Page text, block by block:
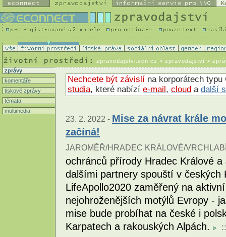
zpravodajstvi.ecn.cz > zpravodajství >
zprávy
komentáře
tiskové zprávy
témata
multimedia
Nechcete být závislí na korporátech
studia, které nabízí e-mail, cloud a další
23. 2. 2022 - Mise za návrat krále
začíná!
JAROMĚŘ/HRADEC KRÁLOVÉ/
ochránců přírody Hradec Králové
dalšími partnery spouští v
LifeApollo2020 zaměřený na
nejohroženějších motýlů Evropy -
mise bude probíhat na české i
Karpatech a rakouských Alpách.
::